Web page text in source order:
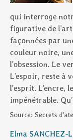
qui interroge
figurative de
façonnées par
couleur noire,
l’obsession. Le
L’espoir, reste à
l’esprit. L’encre,
impénétrable.
Source: Secrets
Elma